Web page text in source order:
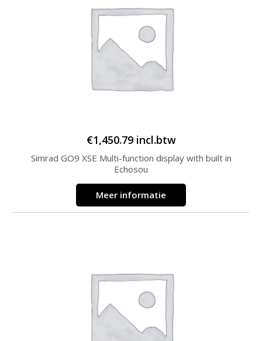
€1,450.79 incl.btw
Simrad GO9 XSE Multi-function display with built in
Echosou
Meer informatie